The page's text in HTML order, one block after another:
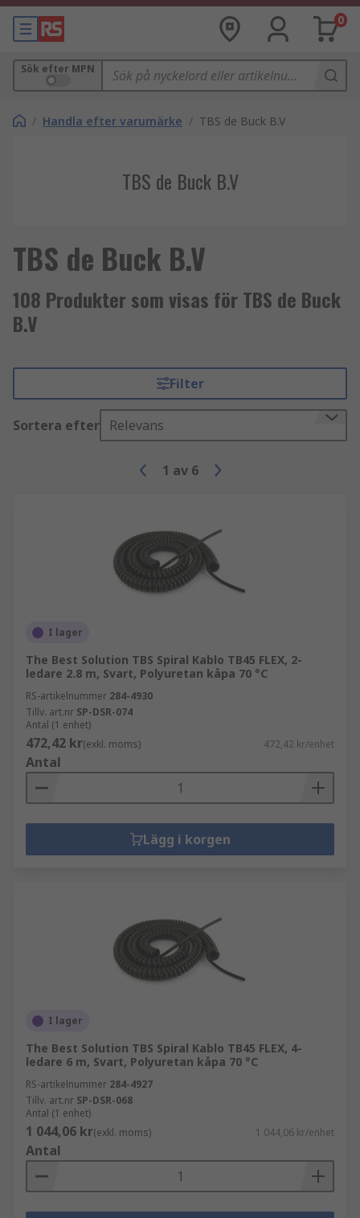
0
Sök efter MPN
/ Handla efter varumärke / TBS de Buck B.V
TBS de Buck B.V
TBS de Buck B.V
108 Produkter som visas för TBS de Buck
B.V
Filter
Sortera efter Relevans
1 av 6
I lager
The Best Solution TBS Spiral Kablo TB45 FLEX, 2-
ledare 2.8 m, Svart, Polyuretan kåpa 70 °C
RS-artikelnummer 284-4930
Tillv. art.nr SP-DSR-074
Antal (1 enhet)
472,42 kr(exkl. moms) 472,42 kr/enhet
Antal
Lägg i korgen
I lager
The Best Solution TBS Spiral Kablo TB45 FLEX, 4-
ledare 6 m, Svart, Polyuretan kåpa 70 °C
RS-artikelnummer 284-4927
Tillv. art.nr SP-DSR-068
Antal (1 enhet)
1 044,06 kr(exkl. moms) 1 044,06 kr/enhet
Antal